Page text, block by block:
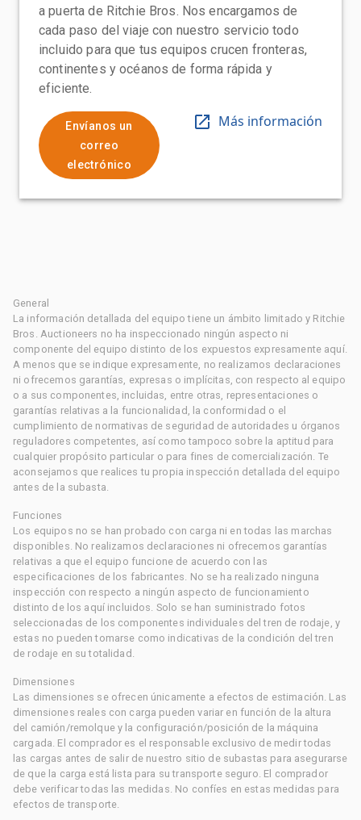
a puerta de Ritchie Bros. Nos encargamos de
cada paso del viaje con nuestro servicio todo
incluido para que tus equipos crucen fronteras,
continentes y océanos de forma rápida y
eficiente.
Envíanos un
correo
electrónico
Más información
General
La información detallada del equipo tiene un ámbito limitado y Ritchie
Bros. Auctioneers no ha inspeccionado ningún aspecto ni
componente del equipo distinto de los expuestos expresamente aquí.
A menos que se indique expresamente, no realizamos declaraciones
ni ofrecemos garantías, expresas o implícitas, con respecto al equipo
o a sus componentes, incluidas, entre otras, representaciones o
garantías relativas a la funcionalidad, la conformidad o el
cumplimiento de normativas de seguridad de autoridades u órganos
reguladores competentes, así como tampoco sobre la aptitud para
cualquier propósito particular o para fines de comercialización. Te
aconsejamos que realices tu propia inspección detallada del equipo
antes de la subasta.
Funciones
Los equipos no se han probado con carga ni en todas las marchas
disponibles. No realizamos declaraciones ni ofrecemos garantías
relativas a que el equipo funcione de acuerdo con las
especificaciones de los fabricantes. No se ha realizado ninguna
inspección con respecto a ningún aspecto de funcionamiento
distinto de los aquí incluidos. Solo se han suministrado fotos
seleccionadas de los componentes individuales del tren de rodaje, y
estas no pueden tomarse como indicativas de la condición del tren
de rodaje en su totalidad.
Dimensiones
Las dimensiones se ofrecen únicamente a efectos de estimación. Las
dimensiones reales con carga pueden variar en función de la altura
del camión/remolque y la configuración/posición de la máquina
cargada. El comprador es el responsable exclusivo de medir todas
las cargas antes de salir de nuestro sitio de subastas para asegurarse
de que la carga está lista para su transporte seguro. El comprador
debe verificar todas las medidas. No confíes en estas medidas para
efectos de transporte.